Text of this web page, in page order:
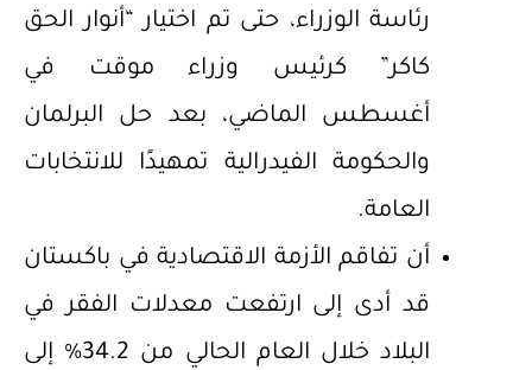
رئاسة الوزراء، حتى تم اختيار “أنوار الحق
كاكر” كرئيس وزراء موقت في
أغسطس الماضي، بعد حل البرلمان
والحكومة الفيدرالية تمهيدًا للانتخابات
العامة.
أن تفاقم الأزمة الاقتصادية في باكستان
قد أدى إلى ارتفعت معدلات الفقر في
البلاد خلال العام الحالي من 34.2% إلى